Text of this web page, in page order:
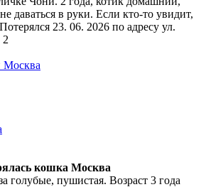
даваться в руки. Если кто-то увидит,
23. 06. 2026 по адресу ул.
2
Москва
кошка Москва
голубые, пушистая. Возраст 3 года